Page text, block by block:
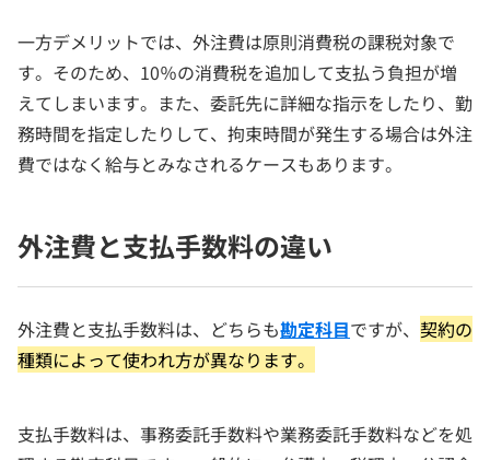
一方デメリットでは、外注費は原則消費税の課税対象で
す。そのため、10％の消費税を追加して支払う負担が増
えてしまいます。また、委託先に詳細な指示をしたり、勤
務時間を指定したりして、拘束時間が発生する場合は外注
費ではなく給与とみなされるケースもあります。
外注費と支払手数料の違い
外注費と支払手数料は、どちらも勘定科目ですが、 契約の
種類によって使われ方が異なります。
支払手数料は、事務委託手数料や業務委託手数料などを処